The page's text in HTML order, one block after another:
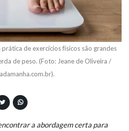
de exercícios físicos são grandes
de peso. (Foto: Jeane de Oliveira /
a abordagem certa para